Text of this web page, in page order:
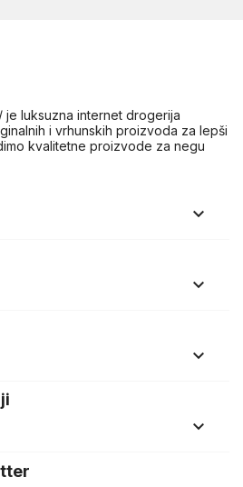
je luksuzna internet drogerija
i vrhunskih proizvoda za lepši
kvalitetne proizvode za negu
keyboard_arrow_down
keyboard_arrow_down
keyboard_arrow_down
keyboard_arrow_down